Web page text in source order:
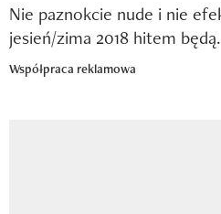
Nie paznokcie nude i nie
jesień/zima 2018 hitem
Współpraca reklamowa